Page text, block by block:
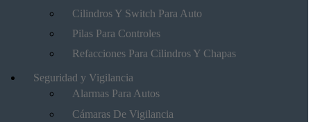
Cilindros Y Switch Para Auto
Pilas Para Controles
Refacciones Para Cilindros Y Chapas
Seguridad y Vigilancia
Alarmas Para Autos
Cámaras De Vigilancia